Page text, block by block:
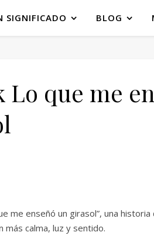
SIGNIFICADO BLOG
Lo que me
me enseñó un girasol”, una
más calma, luz y sentido.